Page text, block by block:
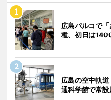
広島パルコで
種、初日は
広島の空中軌
通科学館で常設